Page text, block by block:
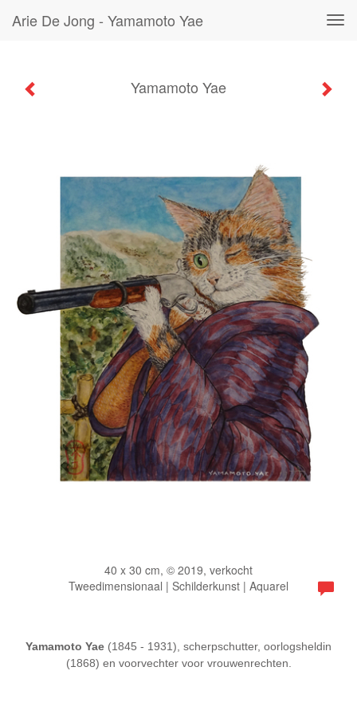
Arie De Jong - Yamamoto Yae
Yamamoto Yae
40 x 30 cm, © 2019, verkocht
Tweedimensionaal | Schilderkunst | Aquarel
Yamamoto Yae (1845 - 1931), scherpschutter, oorlogsheldin
(1868) en voorvechter voor vrouwenrechten.